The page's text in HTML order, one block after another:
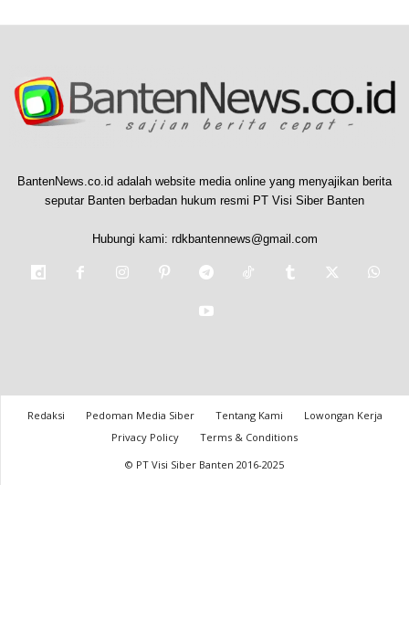
BantenNews.co.id adalah website media online yang menyajikan berita
seputar Banten berbadan hukum resmi PT Visi Siber Banten
Hubungi kami: rdkbantennews@gmail.com
Redaksi Pedoman Media Siber Tentang Kami
Lowongan Kerja
Privacy Policy
Terms & Conditions
© PT Visi Siber Banten 2016-2025